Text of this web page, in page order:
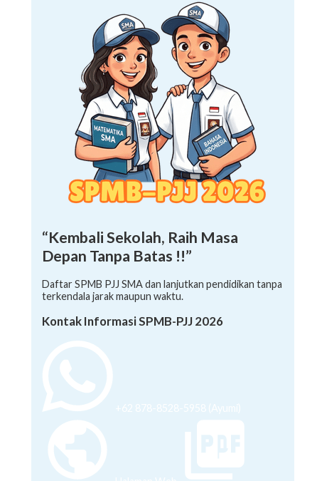
“Kembali Sekolah, Raih Masa
Depan Tanpa Batas !!”
Daftar SPMB PJJ SMA dan lanjutkan pendidikan tanpa
terkendala jarak maupun waktu.
Kontak Informasi SPMB-PJJ 2026
+62 878-8528-5958 (Ayumi)